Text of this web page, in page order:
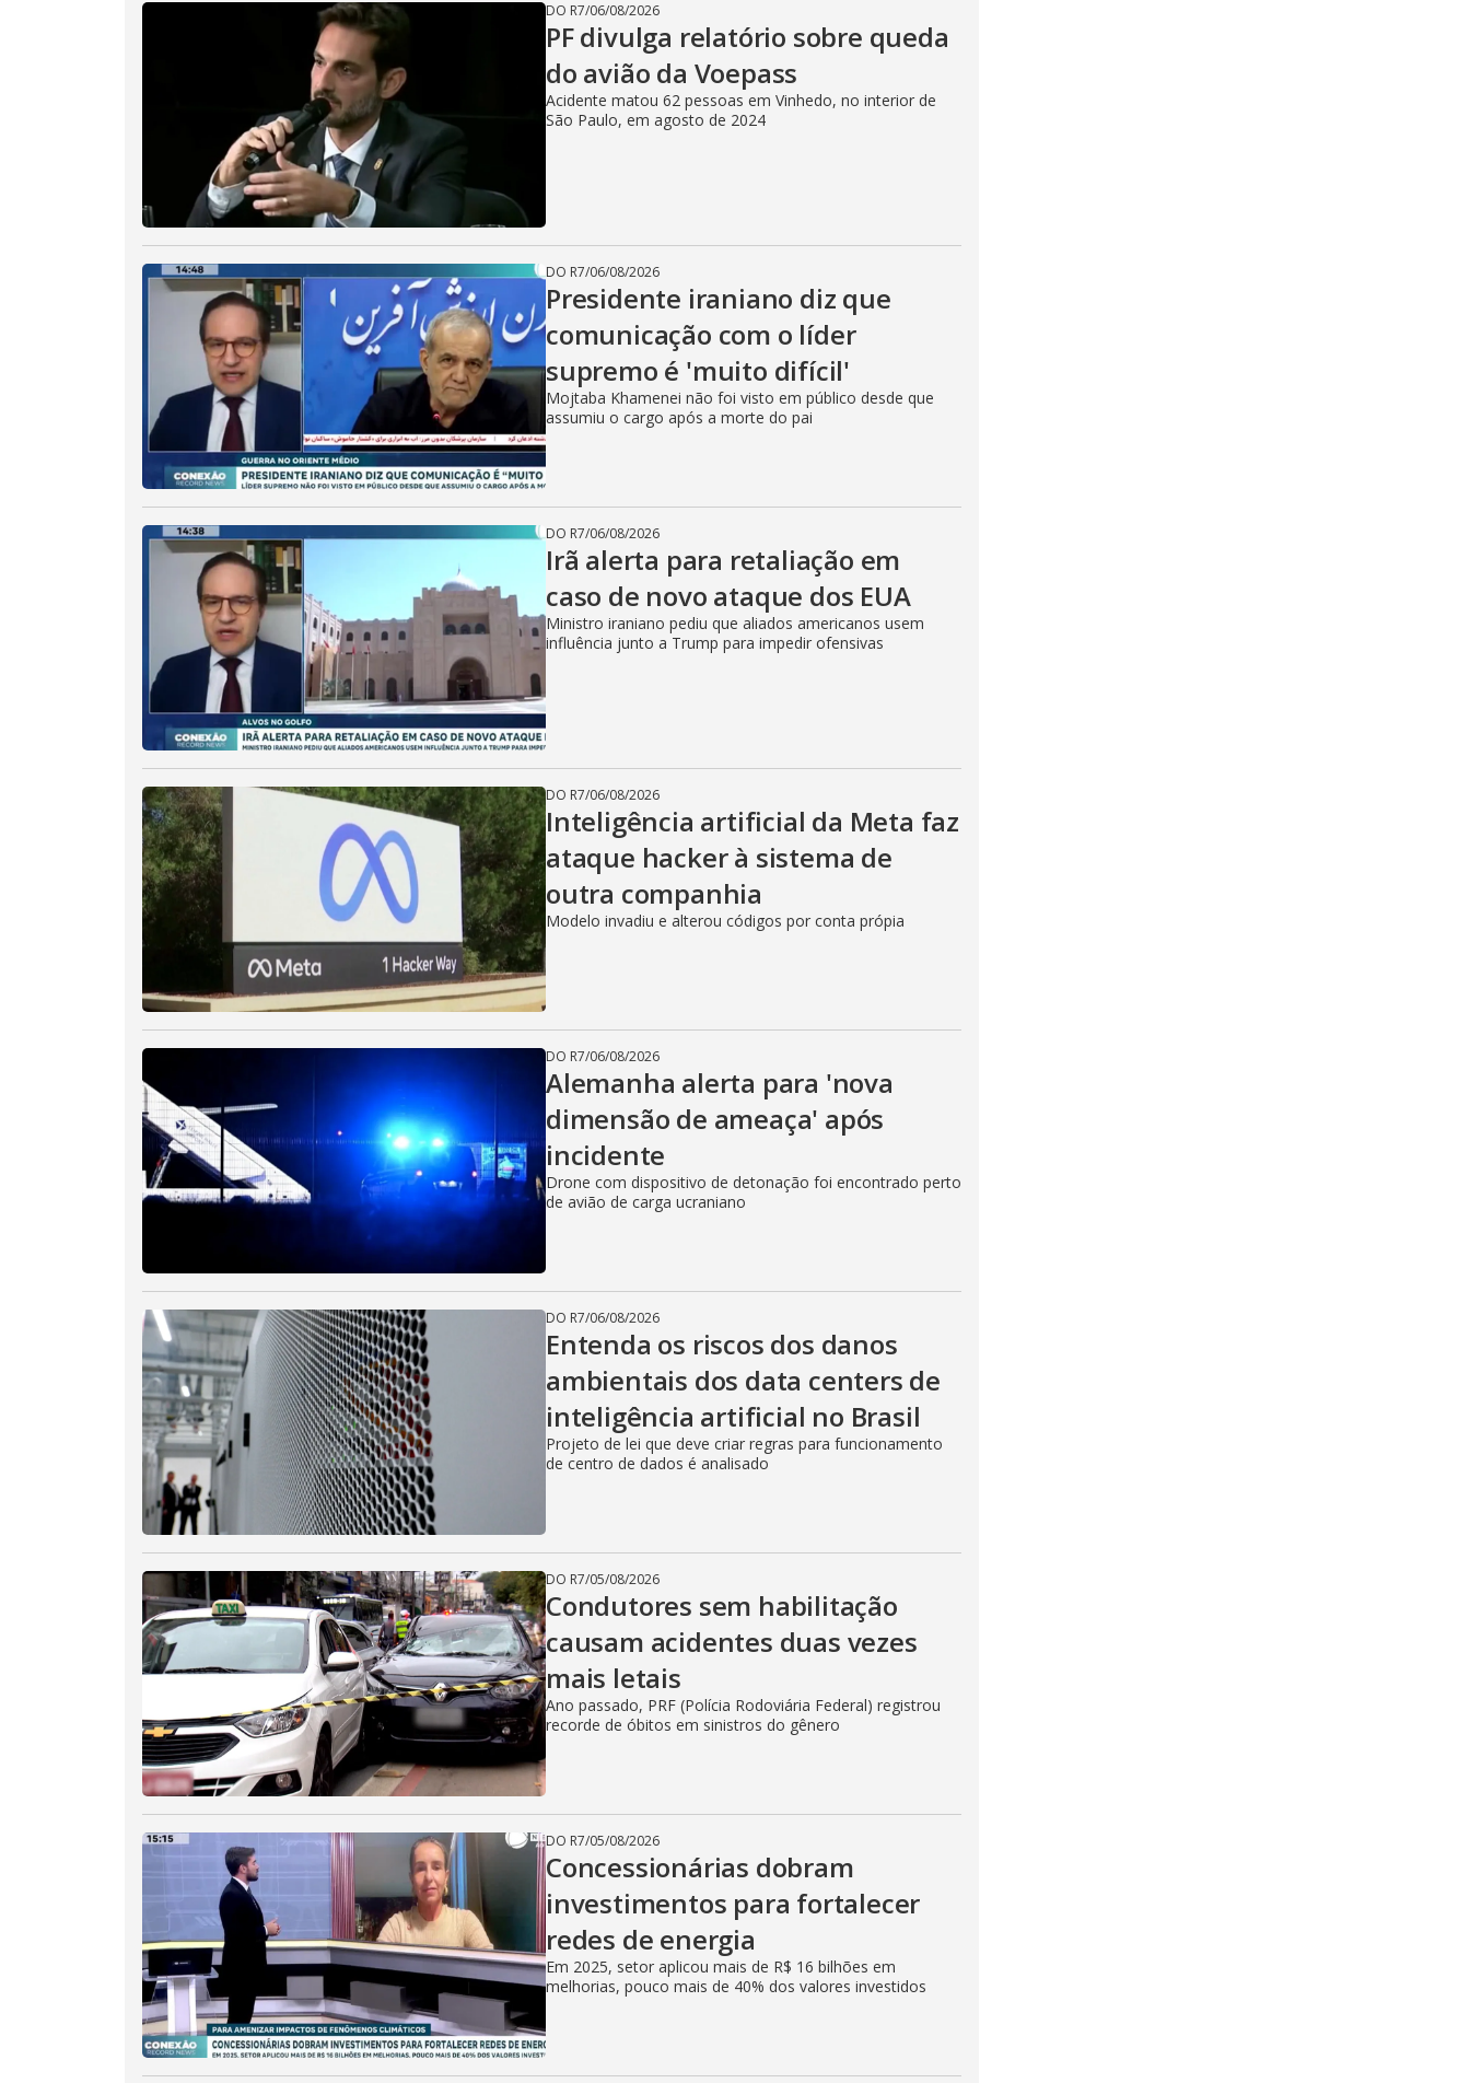
DO R7/06/08/2026
PF divulga relatório sobre queda
do avião da Voepass
Acidente matou 62 pessoas em Vinhedo, no interior de
São Paulo, em agosto de 2024
DO R7/06/08/2026
Presidente iraniano diz que
comunicação com o líder
supremo é 'muito difícil'
Mojtaba Khamenei não foi visto em público desde que
assumiu o cargo após a morte do pai
DO R7/06/08/2026
Irã alerta para retaliação em
caso de novo ataque dos EUA
Ministro iraniano pediu que aliados americanos usem
influência junto a Trump para impedir ofensivas
DO R7/06/08/2026
Inteligência artificial da Meta faz
ataque hacker à sistema de
outra companhia
Modelo invadiu e alterou códigos por conta própia
DO R7/06/08/2026
Alemanha alerta para 'nova
dimensão de ameaça' após
incidente
Drone com dispositivo de detonação foi encontrado perto
de avião de carga ucraniano
DO R7/06/08/2026
Entenda os riscos dos danos
ambientais dos data centers de
inteligência artificial no Brasil
Projeto de lei que deve criar regras para funcionamento
de centro de dados é analisado
DO R7/05/08/2026
Condutores sem habilitação
causam acidentes duas vezes
mais letais
Ano passado, PRF (Polícia Rodoviária Federal) registrou
recorde de óbitos em sinistros do gênero
DO R7/05/08/2026
Concessionárias dobram
investimentos para fortalecer
redes de energia
Em 2025, setor aplicou mais de R$ 16 bilhões em
melhorias, pouco mais de 40% dos valores investidos